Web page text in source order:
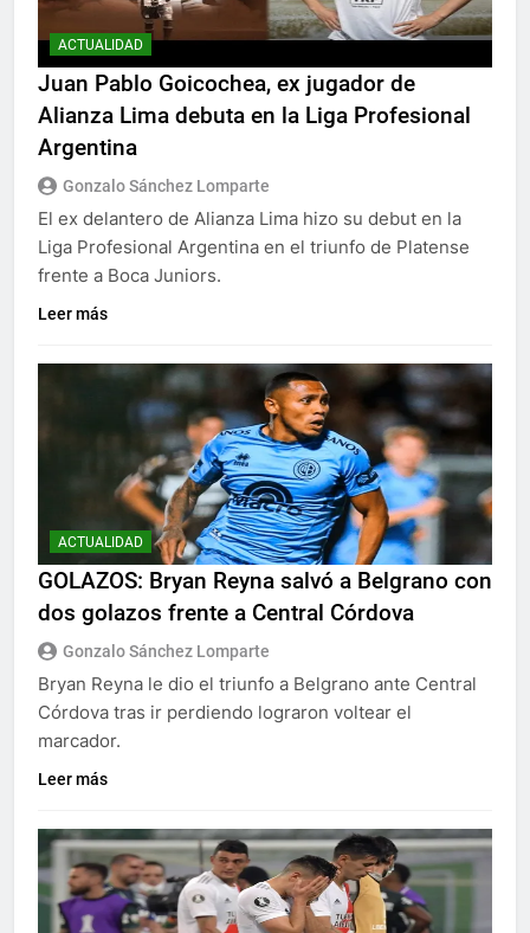
ACTUALIDAD
Juan Pablo Goicochea, ex jugador de
Alianza Lima debuta en la Liga Profesional
Argentina
Gonzalo Sánchez Lomparte
El ex delantero de Alianza Lima hizo su debut en la
Liga Profesional Argentina en el triunfo de Platense
frente a Boca Juniors.
Leer más
ACTUALIDAD
GOLAZOS: Bryan Reyna salvó a Belgrano con
dos golazos frente a Central Córdova
Gonzalo Sánchez Lomparte
Bryan Reyna le dio el triunfo a Belgrano ante Central
Córdova tras ir perdiendo lograron voltear el
marcador.
Leer más